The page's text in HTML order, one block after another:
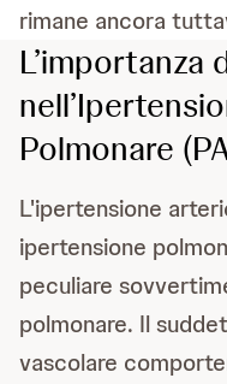
rimane ancora
L’importanza
Polmonare
L'ipertensione
ipertensione
peculiare
polmonare. Il
vascolare